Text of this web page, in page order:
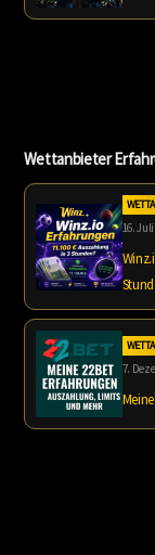
Wettanbieter
16. Juli
7.